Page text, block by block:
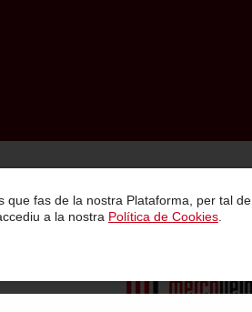
que fas de la nostra Plataforma, per
a la nostra Política de Cookies